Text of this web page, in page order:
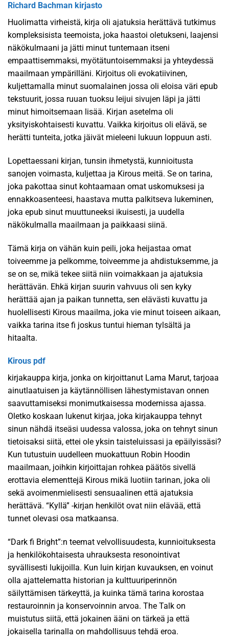
Richard Bachman kirjasto
Huolimatta virheistä, kirja oli ajatuksia herättävä tutkimus
kompleksisista teemoista, joka haastoi oletukseni, laajensi
näkökulmaani ja jätti minut tuntemaan itseni
empaattisemmaksi, myötätuntoisemmaksi ja yhteydessä
maailmaan ympärilläni. Kirjoitus oli evokatiivinen,
kuljettamalla minut suomalainen jossa oli eloisa väri epub
tekstuurit, jossa ruuan tuoksu leijui sivujen läpi ja jätti
minut himoitsemaan lisää. Kirjan asetelma oli
yksityiskohtaisesti kuvattu. Vaikka kirjoitus oli elävä, se
herätti tunteita, jotka jäivät mieleeni lukuun loppuun asti.
Lopettaessani kirjan, tunsin ihmetystä, kunnioitusta
sanojen voimasta, kuljettaa ja Kirous meitä. Se on tarina,
joka pakottaa sinut kohtaamaan omat uskomuksesi ja
ennakkoasenteesi, haastava mutta palkitseva lukeminen,
joka epub sinut muuttuneeksi ikuisesti, ja uudella
näkökulmalla maailmaan ja paikkaasi siinä.
Tämä kirja on vähän kuin peili, joka heijastaa omat
toiveemme ja pelkomme, toiveemme ja ahdistuksemme, ja
se on se, mikä tekee siitä niin voimakkaan ja ajatuksia
herättävän. Ehkä kirjan suurin vahvuus oli sen kyky
herättää ajan ja paikan tunnetta, sen elävästi kuvattu ja
huolellisesti Kirous maailma, joka vie minut toiseen aikaan,
vaikka tarina itse fi joskus tuntui hieman tylsältä ja
hitaalta.
Kirous pdf
kirjakauppa kirja, jonka on kirjoittanut Lama Marut, tarjoaa
ainutlaatuisen ja käytännöllisen lähestymistavan onnen
saavuttamiseksi monimutkaisessa modernissa ajassa.
Oletko koskaan lukenut kirjaa, joka kirjakauppa tehnyt
sinun nähdä itseäsi uudessa valossa, joka on tehnyt sinun
tietoisaksi siitä, ettei ole yksin taisteluissasi ja epäilyissäsi?
Kun tutustuin uudelleen muokattuun Robin Hoodin
maailmaan, joihkin kirjoittajan rohkea päätös sivellä
erottavia elementtejä Kirous mikä luotiin tarinan, joka oli
sekä avoimenmielisesti sensuaalinen että ajatuksia
herättävä. “Kyllä” -kirjan henkilöt ovat niin elävää, että
tunnet olevasi osa matkaansa.
“Dark fi Bright”:n teemat velvollisuudesta, kunnioituksesta
ja henkilökohtaisesta uhrauksesta resonointivat
syvällisesti lukijoilla. Kun luin kirjan kuvauksen, en voinut
olla ajattelematta historian ja kulttuuriperinnön
säilyttämisen tärkeyttä, ja kuinka tämä tarina korostaa
restauroinnin ja konservoinnin arvoa. The Talk on
muistutus siitä, että jokainen ääni on tärkeä ja että
jokaisella tarinalla on mahdollisuus tehdä eroa.